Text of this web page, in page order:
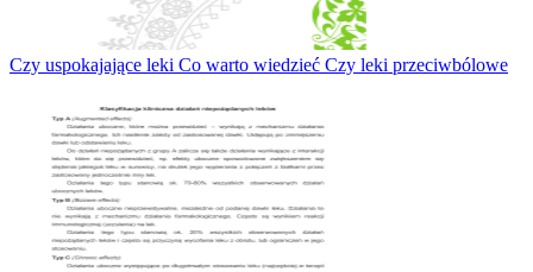
Czy uspokajające leki Co warto wiedzieć Czy leki przeciwbólowe